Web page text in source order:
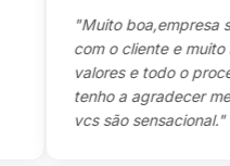
"Muito boa,empresa séria
com o cliente e muito
valores e todo o processo
tenho a agradecer
vcs são sensacional."